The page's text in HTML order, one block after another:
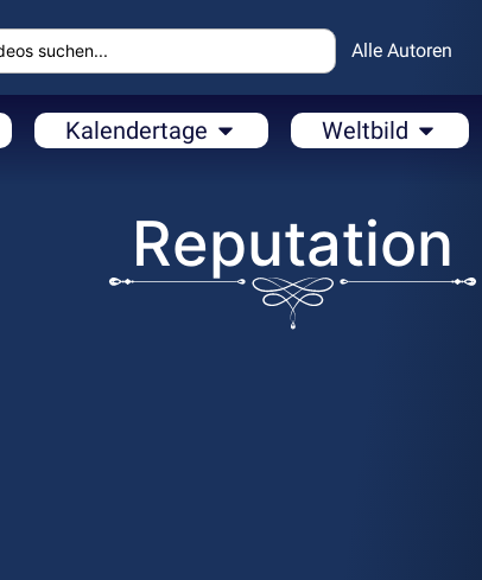
Alle Autoren
Kalendertage Weltbild
Reputation